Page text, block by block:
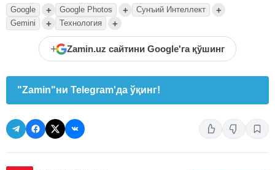
Google + Google Photos + Сунъий Интеллект +
Gemini + Технология +
+ Zamin.uz сайтини Google'га қўшинг
"Zamin"ни Telegram'да ўқинг!